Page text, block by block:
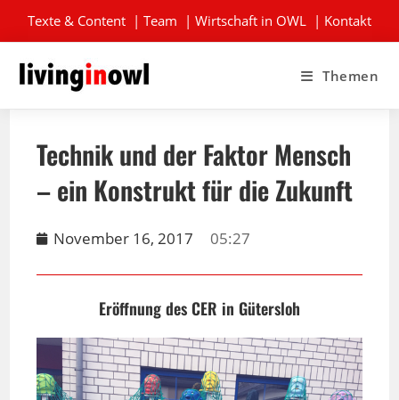
Texte & Content | Team | Wirtschaft in OWL | Kontakt
Themen
Technik und der Faktor Mensch
– ein Konstrukt für die Zukunft
November 16, 2017 05:27
Eröffnung des CER in Gütersloh